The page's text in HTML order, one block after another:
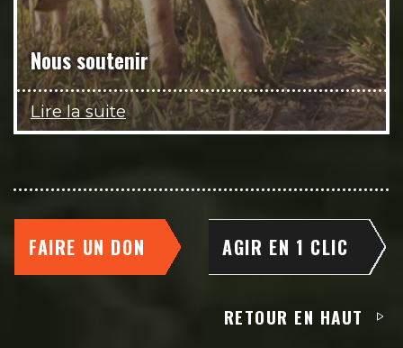
Nous soutenir
Lire la suite
FAIRE UN DON AGIR EN 1 CLIC
RETOUR EN HAUT